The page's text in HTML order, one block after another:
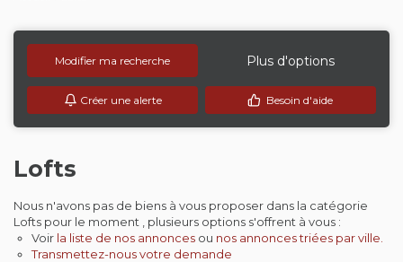
Locations
Expertise
Nos métiers
L'agence
Modifier ma recherche Plus d'options
Créer une alerte Besoin d'aide
Lofts
Nous n'avons pas de biens à vous proposer dans la catégorie
Lofts pour le moment , plusieurs options s'offrent à vous :
Voir la liste de nos annonces ou nos annonces triées par ville.
Transmettez-nous votre demande